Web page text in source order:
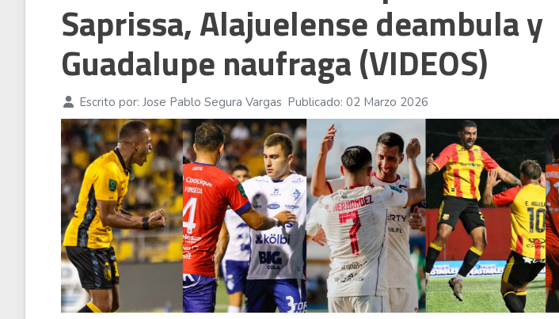
03 Ago 2026
Saprissa, Alajuelense deambula y
Guadalupe naufraga (VIDEOS)
Escrito por: Jose Pablo Segura Vargas Publicado: 02 Marzo 2026